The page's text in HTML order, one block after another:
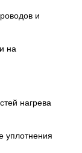
и
на
нагрева
уплотнения